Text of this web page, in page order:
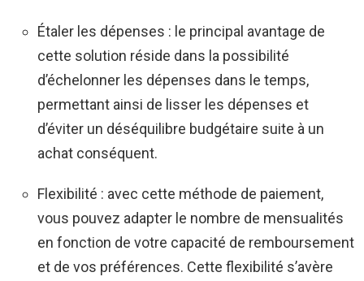
Étaler les dépenses : le principal avantage de
cette solution réside dans la possibilité
d’échelonner les dépenses dans le temps,
permettant ainsi de lisser les dépenses et
d’éviter un déséquilibre budgétaire suite à un
achat conséquent.
Flexibilité : avec cette méthode de paiement,
vous pouvez adapter le nombre de mensualités
en fonction de votre capacité de remboursement
et de vos préférences. Cette flexibilité s’avère